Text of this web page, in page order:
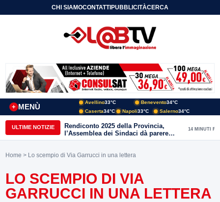
CHI SIAMOCONTATTIPUBBLICITÀCERCA
MENÙ
+
Avellino33°C Benevento34°C
Caserta34°C Napoli33°C Salerno34°C
ULTIME NOTIZIE
Rendiconto 2025 della Provincia,
l’Assemblea dei Sindaci dà parere
favorevole all’unanimità
14 MINUTI FA
Home > Lo scempio di Via Garrucci in una lettera
LO SCEMPIO DI VIA
GARRUCCI IN UNA LETTERA